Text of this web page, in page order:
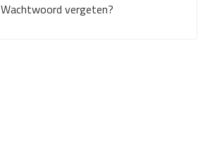
Wachtwoord vergeten?